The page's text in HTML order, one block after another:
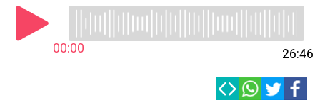
00:00 26:46